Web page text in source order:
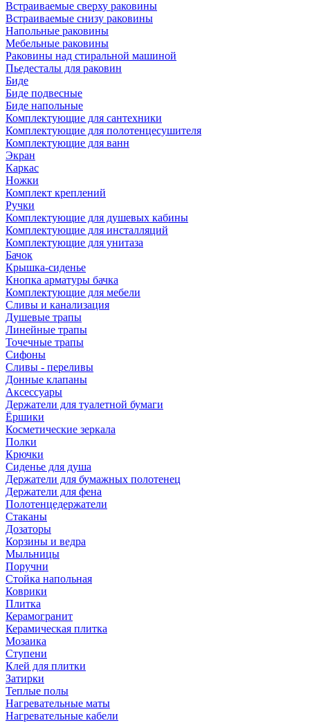
Встраиваемые сверху раковины
Встраиваемые снизу раковины
Напольные раковины
Мебельные раковины
Раковины над стиральной машиной
Пьедесталы для раковин
Биде
Биде подвесные
Биде напольные
Комплектующие для сантехники
Комплектующие для полотенцесушителя
Комплектующие для ванн
Экран
Каркас
Ножки
Комплект креплений
Ручки
Комплектующие для душевых кабины
Комплектующие для инсталляций
Комплектующие для унитаза
Бачок
Крышка-сиденье
Кнопка арматуры бачка
Комплектующие для мебели
Сливы и канализация
Душевые трапы
Линейные трапы
Точечные трапы
Сифоны
Сливы - переливы
Донные клапаны
Аксессуары
Держатели для туалетной бумаги
Ёршики
Косметические зеркала
Полки
Крючки
Сиденье для душа
Держатели для бумажных полотенец
Держатели для фена
Полотенцедержатели
Стаканы
Дозаторы
Корзины и ведра
Мыльницы
Поручни
Стойка напольная
Коврики
Плитка
Керамогранит
Керамическая плитка
Мозаика
Ступени
Клей для плитки
Затирки
Теплые полы
Нагревательные маты
Нагревательные кабели